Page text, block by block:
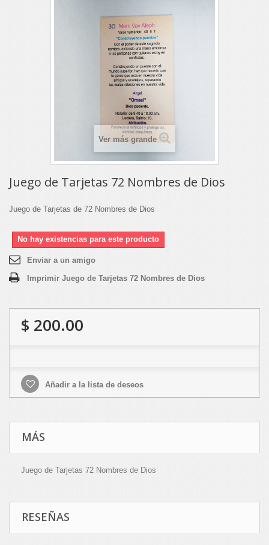
Ver más grande
Juego de Tarjetas 72 Nombres de Dios
Juego de Tarjetas de 72 Nombres de Dios
No hay existencias para este producto
Enviar a un amigo
Imprimir Juego de Tarjetas 72 Nombres de Dios
$ 200.00
Añadir a la lista de deseos
MÁS
Juego de Tarjetas 72 Nombres de Dios
RESEÑAS